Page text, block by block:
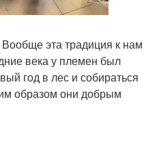
эта традиция к нам
века у племен был
год в лес и собираться
образом они добрым